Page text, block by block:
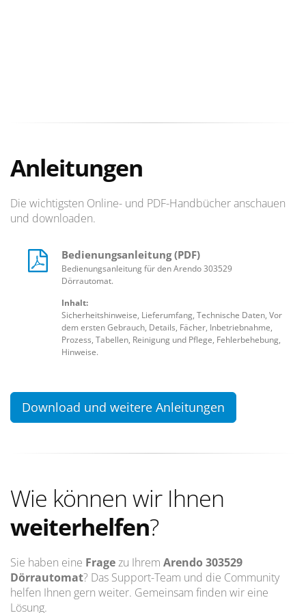
Anleitungen
Die wichtigsten Online- und PDF-Handbücher anschauen
und downloaden.
Bedienungsanleitung (PDF)
Bedienungsanleitung für den Arendo 303529
Dörrautomat.
Inhalt:
Sicherheitshinweise, Lieferumfang, Technische Daten, Vor
dem ersten Gebrauch, Details, Fächer, Inbetriebnahme,
Prozess, Tabellen, Reinigung und Pflege, Fehlerbehebung,
Hinweise.
Download und weitere Anleitungen
Wie können wir Ihnen
weiterhelfen?
Sie haben eine Fragezu Ihrem Arendo 303529
Dörrautomat? Das Support-Team und die Community
helfen Ihnen gern weiter. Gemeinsam finden wir eine
Lösung.